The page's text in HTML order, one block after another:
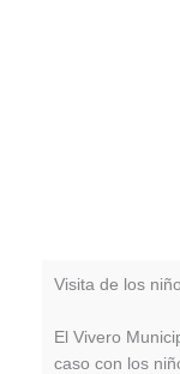
Visita de los
El Vivero
caso con los